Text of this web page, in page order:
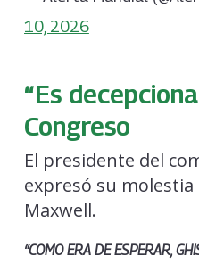
10, 2026
“Es
Congreso
El presidente del
expresó su
Maxwell.
“COMO ERA DE ESPERAR,